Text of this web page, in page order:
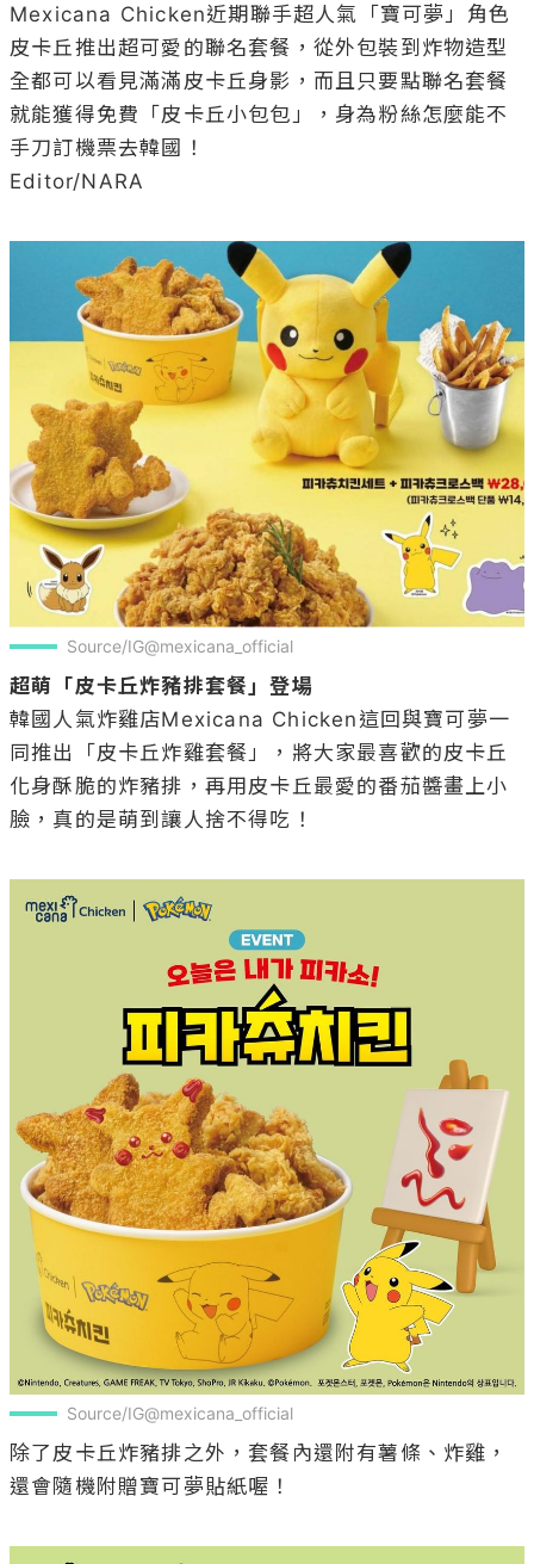
Mexicana Chicken近期聯手超人氣「寶可夢」角色
皮卡丘推出超可愛的聯名套餐，從外包裝到炸物造型
全都可以看見滿滿皮卡丘身影，而且只要點聯名套餐
就能獲得免費「皮卡丘小包包」，身為粉絲怎麼能不
手刀訂機票去韓國！
Editor/NARA
Source/IG@mexicana_official
超萌「皮卡丘炸豬排套餐」登場
韓國人氣炸雞店Mexicana Chicken這回與寶可夢一
同推出「皮卡丘炸雞套餐」，將大家最喜歡的皮卡丘
化身酥脆的炸豬排，再用皮卡丘最愛的番茄醬畫上小
臉，真的是萌到讓人捨不得吃！
Source/IG@mexicana_official
除了皮卡丘炸豬排之外，套餐內還附有薯條、炸雞，
還會隨機附贈寶可夢貼紙喔！